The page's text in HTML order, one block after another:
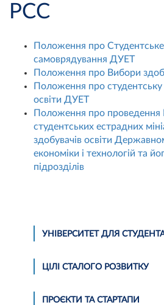
РСС
Положення про Студентське
самоврядування ДУЕТ
Положення про Вибори
Положення про студентську
освіти ДУЕТ
Положення про проведення
студентських естрадних
здобувачів освіти
економіки і технологій та
підрозділів
УНІВЕРСИТЕТ ДЛЯ
ЦІЛІ СТАЛОГО РОЗВИТКУ
ПРОЄКТИ ТА СТАРТАПИ